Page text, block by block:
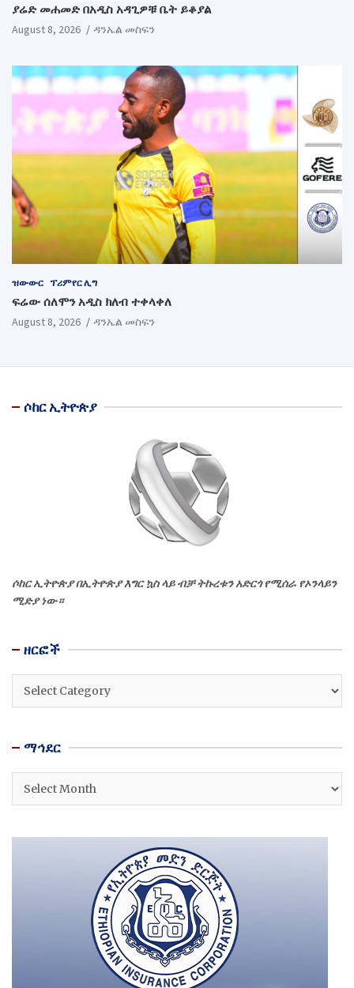
ያሬድ መሐመድ በአዲስ አዳጊዎቹ ቤት ይቆያል
August 8, 2026 ዳንኤል መስፍን
ዝውውር ፕሪምየር ሊግ
ፍሬው ሰለሞን አዲስ ክለብ ተቀላቀለ
August 8, 2026 ዳንኤል መስፍን
ሶከር ኢትዮጵያ
ሶከር ኢትዮጵያ በኢትዮጵያ እግር ኳስ ላይ ብቻ ትኩረቱን አድርጎ የሚሰራ የኦንላይን
ሚድያ ነው።
ዘርፎች
ዘርፎች
ማኅደር
ማኅደር